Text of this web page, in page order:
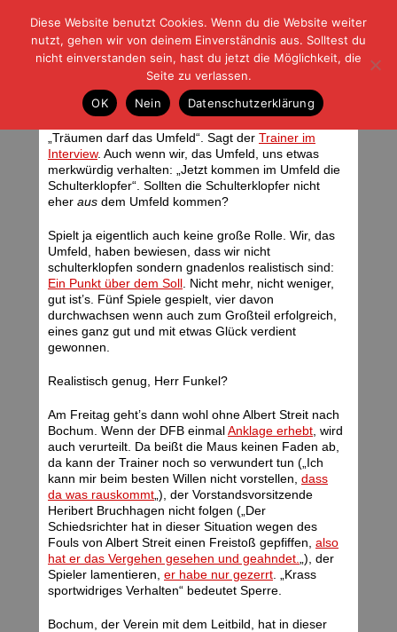
| | |BLOG-GFußball und der Rest
HOME|REGELN|IMPRESSUM |DATENSCHUTZ
Das Umfeld – mal wieder
Dienstag, 18.09.07 | 07:30 Uhr
„Träumen darf das Umfeld“. Sagt der Trainer im
Interview. Auch wenn wir, das Umfeld, uns etwas
merkwürdig verhalten: „Jetzt kommen im Umfeld die
Schulterklopfer“. Sollten die Schulterklopfer nicht
eher aus dem Umfeld kommen?
Spielt ja eigentlich auch keine große Rolle. Wir, das
Umfeld, haben bewiesen, dass wir nicht
schulterklopfen sondern gnadenlos realistisch sind:
Ein Punkt über dem Soll . Nicht mehr, nicht weniger,
gut ist’s. Fünf Spiele gespielt, vier davon
durchwachsen wenn auch zum Großteil erfolgreich,
eines ganz gut und mit etwas Glück verdient
gewonnen.
Realistisch genug, Herr Funkel?
Am Freitag geht’s dann wohl ohne Albert Streit nach
Bochum. Wenn der DFB einmalAnklage erhebt , wird
auch verurteilt. Da beißt die Maus keinen Faden ab,
da kann der Trainer noch so verwundert tun („Ich
kann mir beim besten Willen nicht vorstellen, dass
da was rauskommt „), der Vorstandsvorsitzende
Heribert Bruchhagen nicht folgen („Der
Schiedsrichter hat in dieser Situation wegen des
Fouls von Albert Streit einen Freistoß gepfiffen, also
hat er das Vergehen gesehen und geahndet. „), der
Spieler lamentieren, er habe nur gezerrt . „Krass
sportwidriges Verhalten“ bedeutet Sperre.
Bochum, der Verein mit dem Leitbild, hat in dieser
Diese Website benutzt Cookies. Wenn du die Website weiter
nutzt, gehen wir von deinem Einverständnis aus. Solltest du
nicht einverstanden sein, hast du jetzt die Möglichkeit, die
Seite zu verlassen.
OK
Nein Datenschutzerklärung